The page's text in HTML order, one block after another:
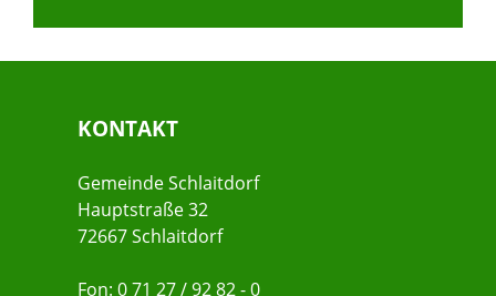
KONTAKT
Gemeinde Schlaitdorf
Hauptstraße 32
72667 Schlaitdorf
Fon: 0 71 27 / 92 82 - 0